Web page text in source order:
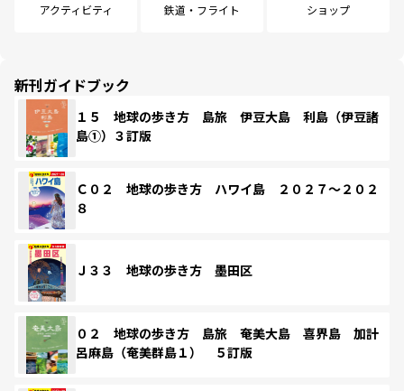
アクティビティ 鉄道・フライト ショップ
新刊ガイドブック
１５ 地球の歩き方 島旅 伊豆大島 利島（伊豆諸
島①）３訂版
Ｃ０２ 地球の歩き方 ハワイ島 ２０２７～２０２
８
Ｊ３３ 地球の歩き方 墨田区
０２ 地球の歩き方 島旅 奄美大島 喜界島 加計
呂麻島（奄美群島１） ５訂版